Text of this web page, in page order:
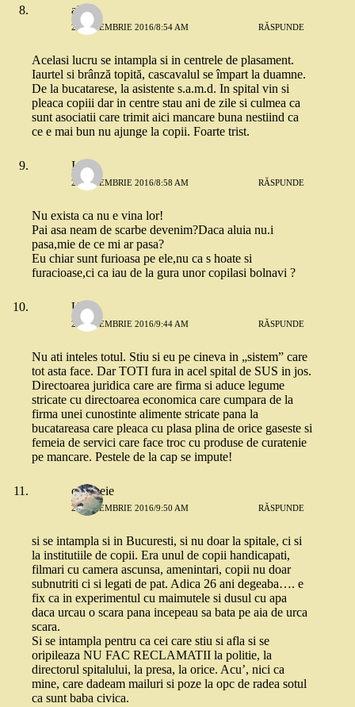
alina
2 SEPTEMBRIE 2016/8:54 AM RĂSPUNDE
Acelasi lucru se intampla si in centrele de plasament.
Iaurtel si brânză topită, cascavalul se împart la duamne.
De la bucatarese, la asistente s.a.m.d. In spital vin si
pleaca copiii dar in centre stau ani de zile si culmea ca
sunt asociatii care trimit aici mancare buna nestiind ca
ce e mai bun nu ajunge la copii. Foarte trist.
Ioana
2 SEPTEMBRIE 2016/8:58 AM RĂSPUNDE
Nu exista ca nu e vina lor!
Pai asa neam de scarbe devenim?Daca aluia nu.i
pasa,mie de ce mi ar pasa?
Eu chiar sunt furioasa pe ele,nu ca s hoate si
furacioase,ci ca iau de la gura unor copilasi bolnavi ?
Ursa
2 SEPTEMBRIE 2016/9:44 AM RĂSPUNDE
Nu ati inteles totul. Stiu si eu pe cineva in „sistem” care
tot asta face. Dar TOTI fura in acel spital de SUS in jos.
Directoarea juridica care are firma si aduce legume
stricate cu directoarea economica care cumpara de la
firma unei cunostinte alimente stricate pana la
bucatareasa care pleaca cu plasa plina de orice gaseste si
femeia de servici care face troc cu produse de curatenie
pe mancare. Pestele de la cap se impute!
o femeie
2 SEPTEMBRIE 2016/9:50 AM RĂSPUNDE
si se intampla si in Bucuresti, si nu doar la spitale, ci si
la institutiile de copii. Era unul de copii handicapati,
filmari cu camera ascunsa, amenintari, copii nu doar
subnutriti ci si legati de pat. Adica 26 ani degeaba…. e
fix ca in experimentul cu maimutele si dusul cu apa
daca urcau o scara pana incepeau sa bata pe aia de urca
scara.
Si se intampla pentru ca cei care stiu si afla si se
oripileaza NU FAC RECLAMATII la politie, la
directorul spitalului, la presa, la orice. Acu’, nici ca
mine, care dadeam mailuri si poze la opc de radea sotul
ca sunt baba civica.